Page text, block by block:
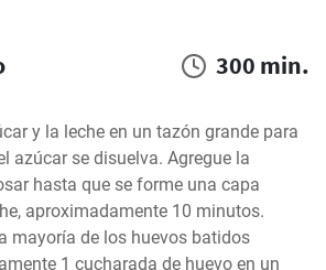
300 min.
y la leche en un tazón grande para
azúcar se disuelva. Agregue la
hasta que se forme una capa
aproximadamente 10 minutos.
mayoría de los huevos batidos
1 cucharada de huevo en un